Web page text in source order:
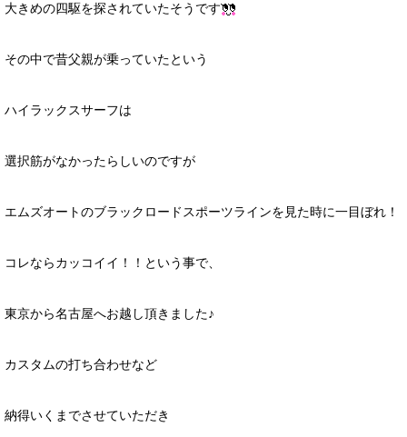
大きめの四駆を探されていたそうです
その中で昔父親が乗っていたという
ハイラックスサーフは
選択筋がなかったらしいのですが
エムズオートのブラックロードスポーツラインを見た時に一目ぼれ！
コレならカッコイイ！！という事で、
東京から名古屋へお越し頂きました♪
カスタムの打ち合わせなど
納得いくまでさせていただき